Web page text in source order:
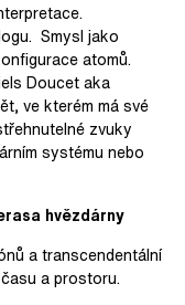
Smysl jako
atomů.
Doucet aka
ve kterém má své
zvuky
systému nebo
hvězdárny
a transcendentální
a prostoru.